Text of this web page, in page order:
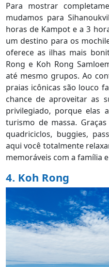
Para mostrar
mudamos para
horas de Kampot e a 3
um destino para os
oferece as ilhas mais
Rong e Koh Rong
até mesmo grupos. Ao
praias icônicas são louco
chance de aproveitar as
privilegiado, porque elas
turismo de massa.
quadriciclos, buggies,
aqui você totalmente
memoráveis com a família
4. Koh Rong